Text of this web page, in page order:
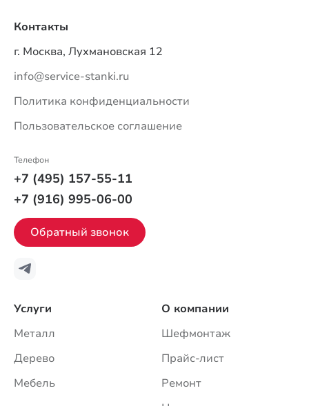
Услуги
Металл
Дерево
Мебель
О компании
Шефмонтаж
Прайс-лист
Ремонт
Контакты
г. Москва, Лухмановская 12
info@service-stanki.ru
Политика конфиденциальности
Пользовательское соглашение
Телефон
+7 (495) 157-55-11
+7 (916) 995-06-00
Обратный звонок